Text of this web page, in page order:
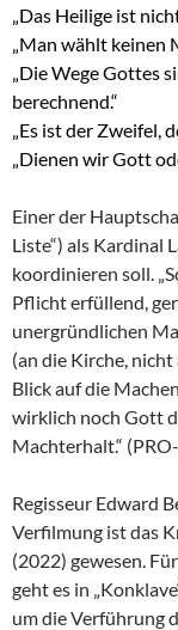
„Das Heilige ist
„Man wählt keinen
„Die Wege Gottes
berechnend.“
„Es ist der Zweifel,
„Dienen wir Gott
Einer der
Liste“) als Kardinal
koordinieren soll.
Pflicht erfüllend,
unergründlichen
(an die Kirche,
Blick auf die
wirklich noch Gott
Machterhalt.“
Regisseur Edward
Verfilmung ist das
(2022) gewesen.
geht es in
um die Verführung